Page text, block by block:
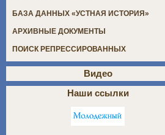
БАЗА ДАННЫХ «УСТНАЯ ИСТОРИЯ»
АРХИВНЫЕ ДОКУМЕНТЫ
ПОИСК РЕПРЕССИРОВАННЫХ
Видео
Наши ссылки